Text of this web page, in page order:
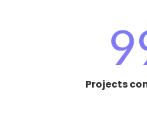
Projects